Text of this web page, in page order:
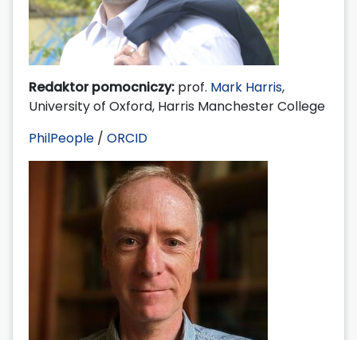
Redaktor pomocniczy: prof. Mark Harris,
University of Oxford, Harris Manchester College
PhilPeople / ORCID